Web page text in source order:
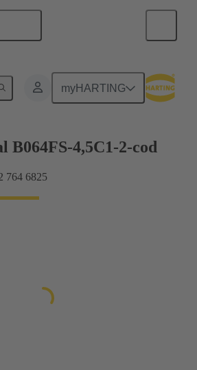
myHARTING
till dotterkort
B064FS-4,5C1-2-cod
764 6825